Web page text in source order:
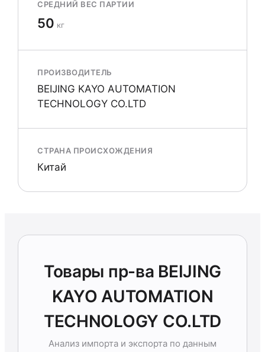
СРЕДНИЙ ВЕС ПАРТИИ
50 кг
ПРОИЗВОДИТЕЛЬ
BEIJING KAYO AUTOMATION
TECHNOLOGY CO.LTD
СТРАНА ПРОИСХОЖДЕНИЯ
Китай
Товары пр-ва BEIJING
KAYO AUTOMATION
TECHNOLOGY CO.LTD
Анализ импорта и экспорта по данным